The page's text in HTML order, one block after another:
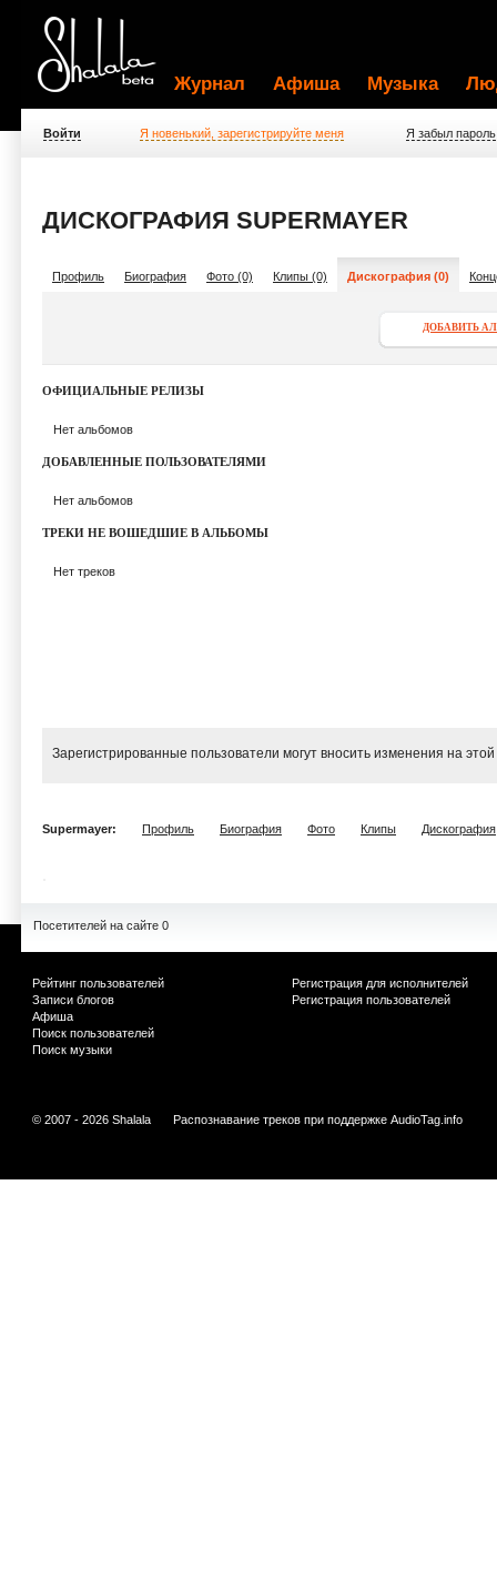
Журнал Афиша Музыка
Войти Я новенький, зарегистрируйте меня Я забыл пароль
ДИСКОГРАФИЯ SUPERMAYER
Профиль Биография Фото (0) Клипы (0) Дискография (0)
ДОБАВИТЬ
ОФИЦИАЛЬНЫЕ РЕЛИЗЫ
Нет альбомов
ДОБАВЛЕННЫЕ ПОЛЬЗОВАТЕЛЯМИ
Нет альбомов
ТРЕКИ НЕ ВОШЕДШИЕ В АЛЬБОМЫ
Нет треков
Зарегистрированные пользователи могут вносить изменения на
Supermayer: Профиль Биография Фото Клипы Дискография
Посетителей на сайте 0
Рейтинг пользователей
Записи блогов
Афиша
Поиск пользователей
Поиск музыки
Регистрация для исполнителей
Регистрация пользователей
© 2007 - 2026 Shalala Распознавание треков при поддержке AudioTag.info